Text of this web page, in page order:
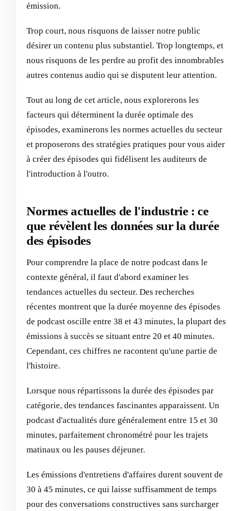
émission.
Trop court, nous risquons de laisser notre public
désirer un contenu plus substantiel. Trop longtemps, et
nous risquons de les perdre au profit des innombrables
autres contenus audio qui se disputent leur attention.
Tout au long de cet article, nous explorerons les
facteurs qui déterminent la durée optimale des
épisodes, examinerons les normes actuelles du secteur
et proposerons des stratégies pratiques pour vous aider
à créer des épisodes qui fidélisent les auditeurs de
l'introduction à l'outro.
Normes actuelles de l'industrie : ce
que révèlent les données sur la durée
des épisodes
Pour comprendre la place de notre podcast dans le
contexte général, il faut d'abord examiner les
tendances actuelles du secteur. Des recherches
récentes montrent que la durée moyenne des épisodes
de podcast oscille entre 38 et 43 minutes, la plupart des
émissions à succès se situant entre 20 et 40 minutes.
Cependant, ces chiffres ne racontent qu'une partie de
l'histoire.
Lorsque nous répartissons la durée des épisodes par
catégorie, des tendances fascinantes apparaissent. Un
podcast d'actualités dure généralement entre 15 et 30
minutes, parfaitement chronométré pour les trajets
matinaux ou les pauses déjeuner.
Les émissions d'entretiens d'affaires durent souvent de
30 à 45 minutes, ce qui laisse suffisamment de temps
pour des conversations constructives sans surcharger